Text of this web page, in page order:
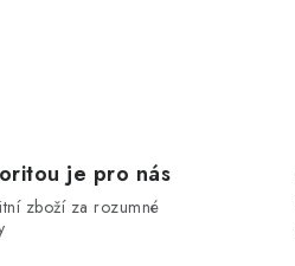
je pro nás
zboží za rozumné